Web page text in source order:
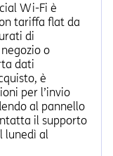
Wi-Fi è
tariffa flat da
di
o
dati
è
per l’invio
al pannello
il supporto
lunedì al